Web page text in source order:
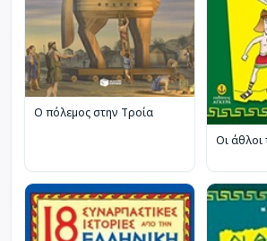
Ο πόλεμος στην Τροία
Οι